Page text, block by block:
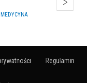
Regulamin